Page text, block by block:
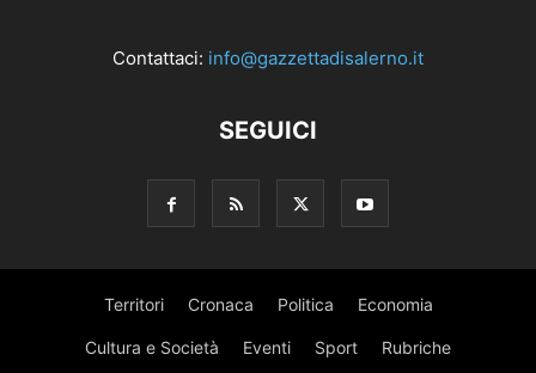
Contattaci: info@gazzettadisalerno.it
SEGUICI
Territori Cronaca Politica Economia
Cultura e Società Eventi Sport Rubriche